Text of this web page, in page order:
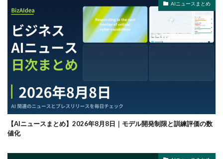
AIニュースまとめ
【AIニュースまとめ】2026年8月8日｜モデル開発制限と訓練評価の数
値化